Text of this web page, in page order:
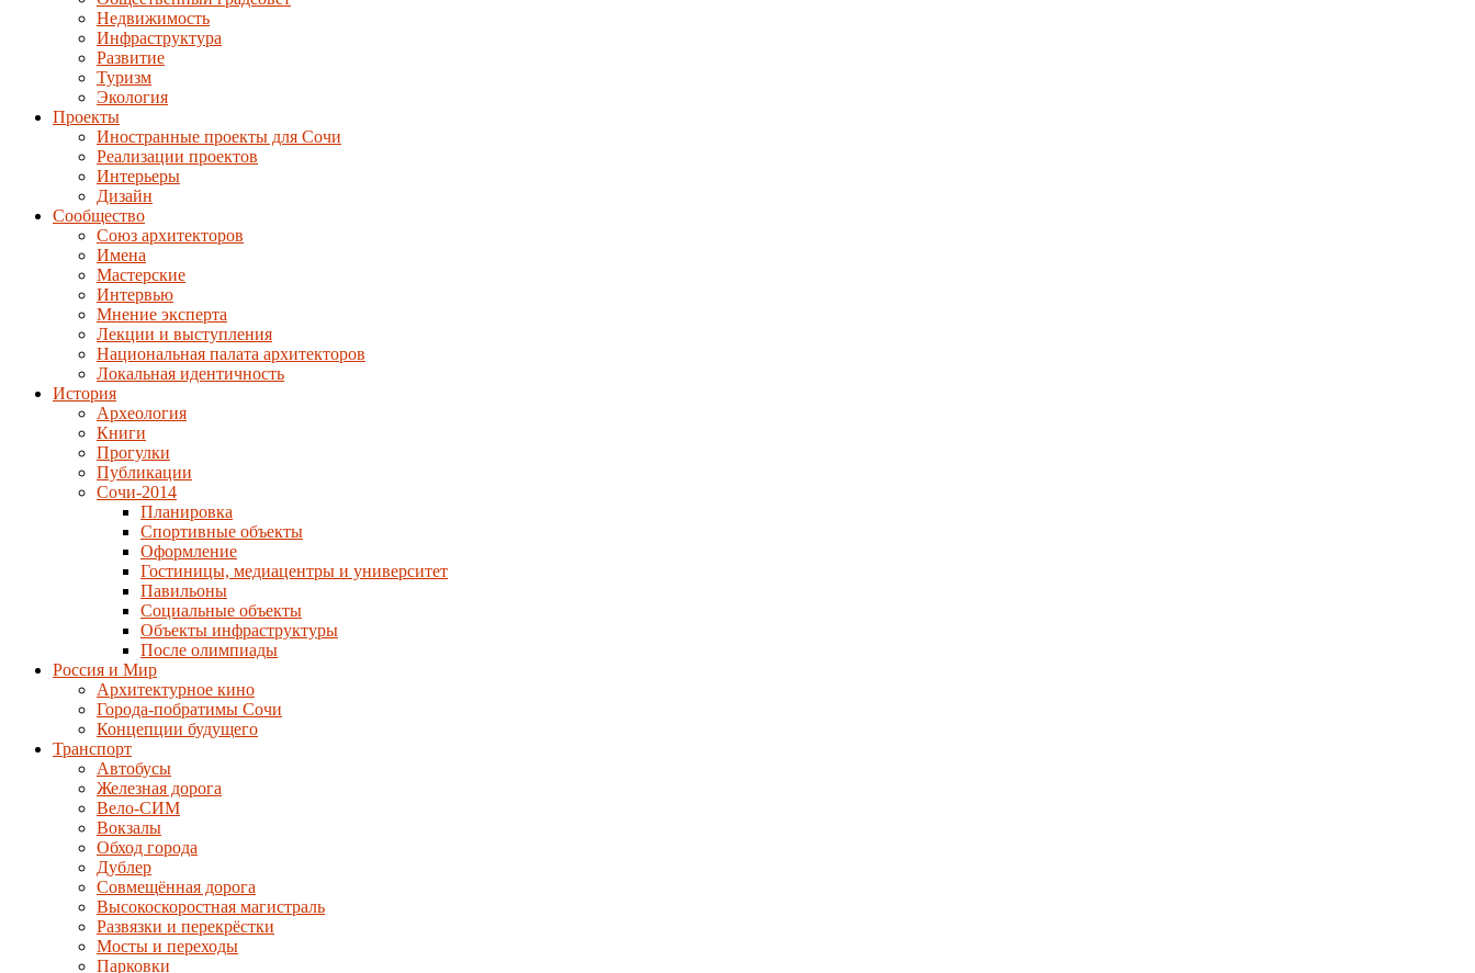
Недвижимость
Инфраструктура
Развитие
Туризм
Экология
Проекты
Иностранные проекты для Сочи
Реализации проектов
Интерьеры
Дизайн
Сообщество
Союз архитекторов
Имена
Мастерские
Интервью
Мнение эксперта
Лекции и выступления
Национальная палата архитекторов
Локальная идентичность
История
Археология
Книги
Прогулки
Публикации
Сочи-2014
Планировка
Спортивные объекты
Оформление
Гостиницы, медиацентры и университет
Павильоны
Социальные объекты
Объекты инфраструктуры
После олимпиады
Россия и Мир
Архитектурное кино
Города-побратимы Сочи
Концепции будущего
Транспорт
Автобусы
Железная дорога
Вело-СИМ
Вокзалы
Обход города
Дублер
Совмещённая дорога
Высокоскоростная магистраль
Развязки и перекрёстки
Мосты и переходы
Парковки